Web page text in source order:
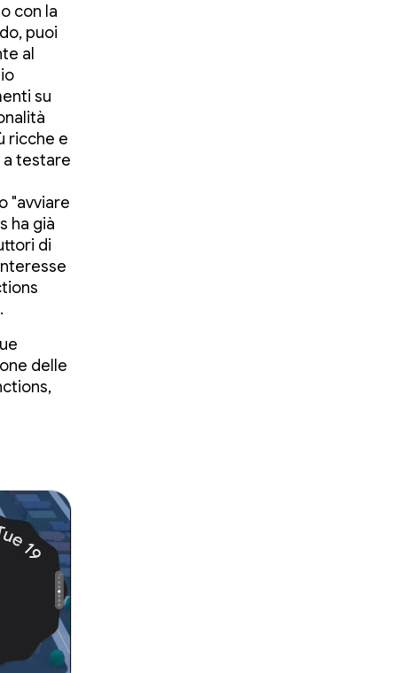
con la
puoi
al
su
ricche e
a testare
"avviare
ha già
di
delle